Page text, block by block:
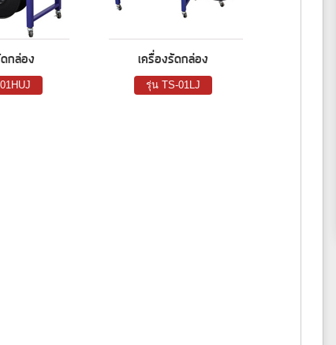
กล่อง เครื่องรัดกล่อง
รุ่น TS-01LJ